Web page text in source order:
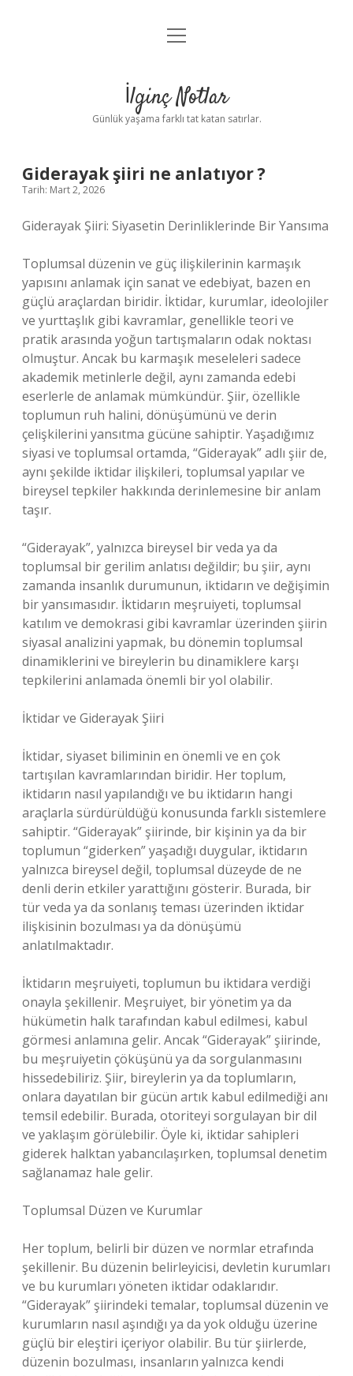
Anasayfa
Yasal Uyarı
menüyü
İlginç Notlar
Günlük yaşama farklı tat katan satırlar.
Giderayak şiiri ne anlatıyor ?
Tarih: Mart 2, 2026
Giderayak Şiiri: Siyasetin Derinliklerinde Bir Yansıma
Toplumsal düzenin ve güç ilişkilerinin karmaşık
yapısını anlamak için sanat ve edebiyat, bazen en
güçlü araçlardan biridir. İktidar, kurumlar, ideolojiler
ve yurttaşlık gibi kavramlar, genellikle teori ve
pratik arasında yoğun tartışmaların odak noktası
olmuştur. Ancak bu karmaşık meseleleri sadece
akademik metinlerle değil, aynı zamanda edebi
eserlerle de anlamak mümkündür. Şiir, özellikle
toplumun ruh halini, dönüşümünü ve derin
çelişkilerini yansıtma gücüne sahiptir. Yaşadığımız
siyasi ve toplumsal ortamda, “Giderayak” adlı şiir de,
aynı şekilde iktidar ilişkileri, toplumsal yapılar ve
bireysel tepkiler hakkında derinlemesine bir anlam
taşır.
“Giderayak”, yalnızca bireysel bir veda ya da
toplumsal bir gerilim anlatısı değildir; bu şiir, aynı
zamanda insanlık durumunun, iktidarın ve değişimin
bir yansımasıdır. İktidarın meşruiyeti, toplumsal
katılım ve demokrasi gibi kavramlar üzerinden şiirin
siyasal analizini yapmak, bu dönemin toplumsal
dinamiklerini ve bireylerin bu dinamiklere karşı
tepkilerini anlamada önemli bir yol olabilir.
İktidar ve Giderayak Şiiri
İktidar, siyaset biliminin en önemli ve en çok
tartışılan kavramlarından biridir. Her toplum,
iktidarın nasıl yapılandığı ve bu iktidarın hangi
araçlarla sürdürüldüğü konusunda farklı sistemlere
sahiptir. “Giderayak” şiirinde, bir kişinin ya da bir
toplumun “giderken” yaşadığı duygular, iktidarın
yalnızca bireysel değil, toplumsal düzeyde de ne
denli derin etkiler yarattığını gösterir. Burada, bir
tür veda ya da sonlanış teması üzerinden iktidar
ilişkisinin bozulması ya da dönüşümü
anlatılmaktadır.
İktidarın meşruiyeti, toplumun bu iktidara verdiği
onayla şekillenir. Meşruiyet, bir yönetim ya da
hükümetin halk tarafından kabul edilmesi, kabul
görmesi anlamına gelir. Ancak “Giderayak” şiirinde,
bu meşruiyetin çöküşünü ya da sorgulanmasını
hissedebiliriz. Şiir, bireylerin ya da toplumların,
onlara dayatılan bir gücün artık kabul edilmediği anı
temsil edebilir. Burada, otoriteyi sorgulayan bir dil
ve yaklaşım görülebilir. Öyle ki, iktidar sahipleri
giderek halktan yabancılaşırken, toplumsal denetim
sağlanamaz hale gelir.
Toplumsal Düzen ve Kurumlar
Her toplum, belirli bir düzen ve normlar etrafında
şekillenir. Bu düzenin belirleyicisi, devletin kurumları
ve bu kurumları yöneten iktidar odaklarıdır.
“Giderayak” şiirindeki temalar, toplumsal düzenin ve
kurumların nasıl aşındığı ya da yok olduğu üzerine
güçlü bir eleştiri içeriyor olabilir. Bu tür şiirlerde,
düzenin bozulması, insanların yalnızca kendi